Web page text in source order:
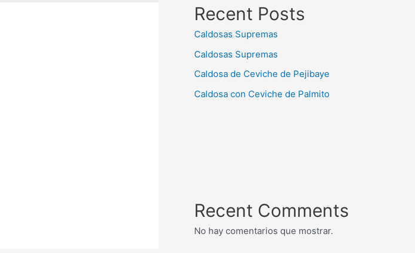
Recent Posts
Caldosas Supremas
Caldosas Supremas
Caldosa de Ceviche de Pejibaye
Caldosa con Ceviche de Palmito
Recent Comments
No hay comentarios que mostrar.